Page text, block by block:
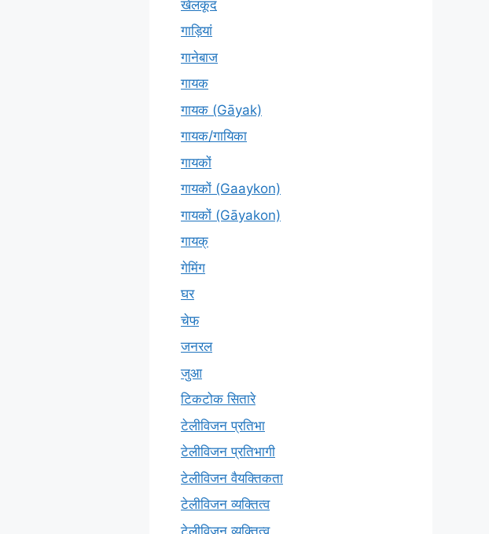
खेलकूद
गाड़ियां
गानेबाज
गायक
गायक (Gāyak)
गायक/गायिका
गायकों
गायकों (Gaaykon)
गायकों (Gāyakon)
गायक्
गेमिंग
घर
चेफ
जनरल
जुआ
टिकटोक सितारे
टेलीविजन प्रतिभा
टेलीविजन प्रतिभागी
टेलीविजन वैयक्तिकता
टेलीविजन व्यक्तित्व
टेलीविज़न व्यक्तित्व